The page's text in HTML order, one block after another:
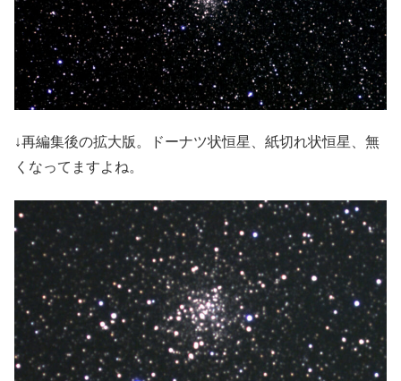
↓再編集後の拡大版。ドーナツ状恒星、紙切れ状恒星、無
くなってますよね。